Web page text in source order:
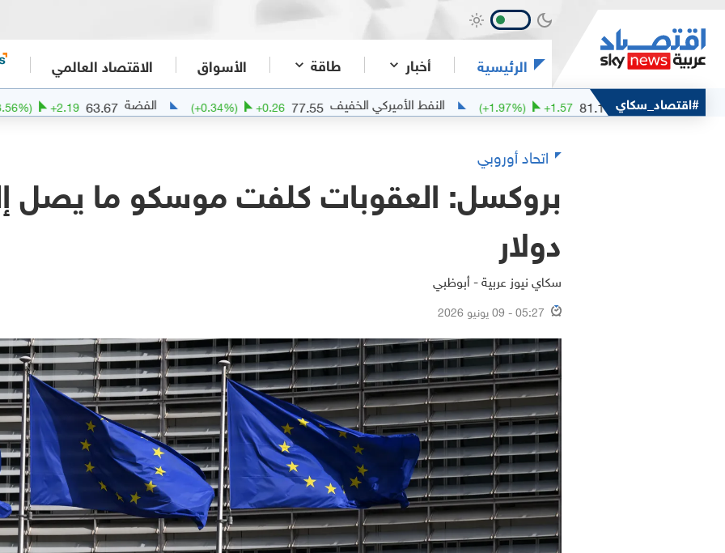
الرئيسية أخبار طاقة الأسواق الاقتصاد العالمي
#اقتصاد_سكاي
خام مربان 81.1
+ 1.57
(+1.97%) النفط الأميركي الخفيف 77.55
+0.26
(+0.34%) الفضة 63.67
+2.19
(+3.56%)
اتحاد أوروبي
دولار
سكاي نيوز عربية - أبوظبي
05:27 - 09 يونيو 2026